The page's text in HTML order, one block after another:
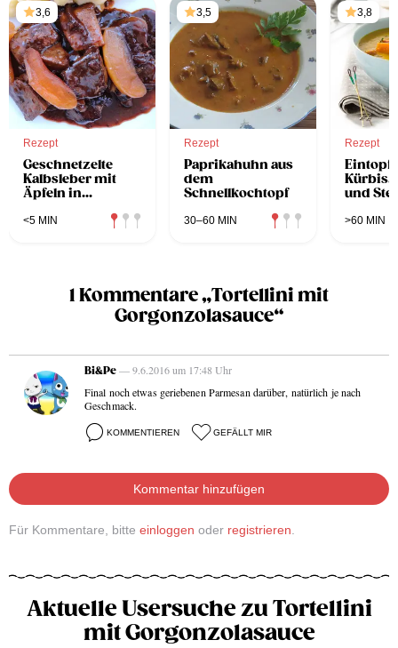
3,6
Rezept
Geschnetzelte
Kalbsleber mit
Äpfeln in
<5 MIN
3,5
Rezept
Paprikahuhn aus
dem
Schnellkochtopf
30–60 MIN
3,8
Rezept
Eintopf
Kürbis,
und
>60 MIN
1 Kommentare „Tortellini mit
Gorgonzolasauce“
Bi&Pe— 9.6.2016 um 17:48 Uhr
Final noch etwas geriebenen Parmesan darüber, natürlich je nach
Geschmack.
KOMMENTIEREN GEFÄLLT MIR
Kommentar hinzufügen
Für Kommentare, bitte einloggen oder registrieren.
Aktuelle Usersuche zu Tortellini
mit Gorgonzolasauce